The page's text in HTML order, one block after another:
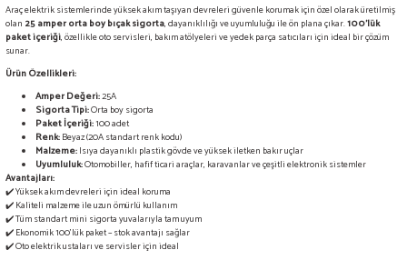
Araç elektrik sistemlerinde yüksek akım taşıyan devreleri güvenle korumak için özel olarak üretilmiş
olan 25 amper orta boy bıçak sigorta, dayanıklılığı ve uyumluluğu ile ön plana çıkar.100’lük
paket içeriği, özellikle oto servisleri, bakım atölyeleri ve yedek parça satıcıları için ideal bir çözüm
sunar.
Ürün Özellikleri:
Amper Değeri:25A
Sigorta Tipi:Orta boy sigorta
Paket İçeriği:100 adet
Renk:Beyaz (20A standart renk kodu)
Malzeme:Isıya dayanıklı plastik gövde ve yüksek iletken bakır uçlar
Uyumluluk:Otomobiller, hafif ticari araçlar, karavanlar ve çeşitli elektronik sistemler
Avantajları:
✔️ Yüksek akım devreleri için ideal koruma
✔️ Kaliteli malzeme ile uzun ömürlü kullanım
✔️ Tüm standart mini sigorta yuvalarıyla tam uyum
✔️ Ekonomik 100’lük paket – stok avantajı sağlar
✔️ Oto elektrik ustaları ve servisler için ideal